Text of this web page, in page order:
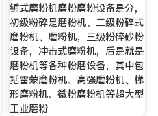
锤式磨粉机磨粉磨粉设备是分，
初级粉碎是磨粉机、二级粉碎式
磨粉机、磨粉机，三级粉碎砂粉
设备，冲击式磨粉机，后是就是
磨粉机等各种粉磨设备，其中包
括雷蒙磨粉机、高强磨粉机、梯
形磨粉机、微粉磨粉机等超大型
工业磨粉